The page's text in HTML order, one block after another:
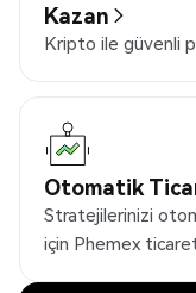
Kazan
Kripto ile güvenli
Otomatik
Stratejilerinizi
için Phemex